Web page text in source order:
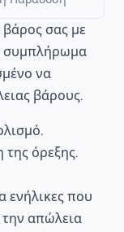
βάρος σας με
συμπλήρωμα
να
βάρους.
όρεξης.
ενήλικες που
απώλεια